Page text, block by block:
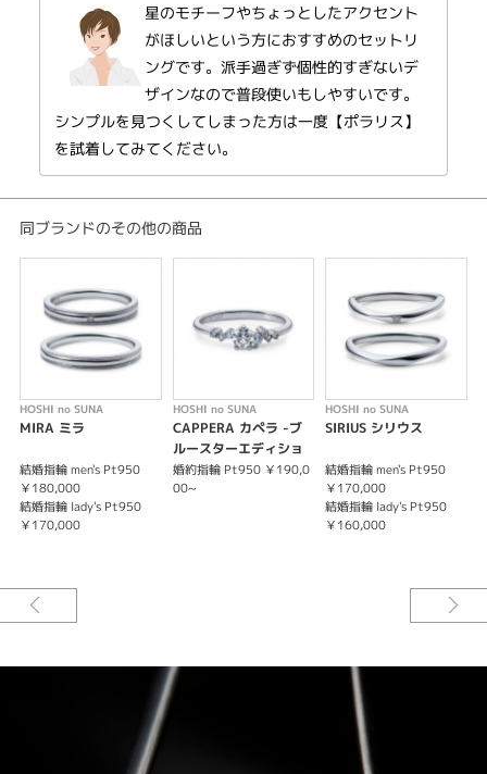
シンプルで優しい印象の婚約指輪と
星のデザインが特徴的なかわいらしい結婚指輪です。
※価格は税込みになります。
※センターダイヤモンドの価格は含まれません。
星のモチーフやちょっとしたアクセント
がほしいという方におすすめのセットリ
ングです。派手過ぎず個性的すぎないデ
ザインなので普段使いもしやすいです。
シンプルを見つくしてしまった方は一度【ポラリス】
を試着してみてください。
同ブランドのその他の商品
HOSHI no SUNA
MIRA ミラ
結婚指輪 men's Pt950
￥180,000
結婚指輪 lady's Pt950
￥170,000
HOSHI no SUNA
CAPPERA カペラ -ブ
ルースターエディショ
ン-
婚約指輪 Pt950 ￥190,0
00~
HOSHI no SUNA
SIRIUS シリウス
結婚指輪 men's Pt950
￥170,000
結婚指輪 lady's Pt950
￥160,000